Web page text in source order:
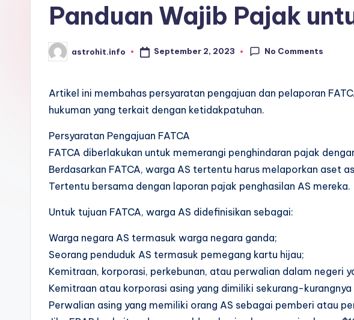
Panduan Wajib Pajak
Posted
by
astrohit.info September 2, 2023 No Comments
Artikel ini membahas persyaratan pengajuan dan pelaporan
hukuman yang terkait dengan ketidakpatuhan.
Persyaratan Pengajuan FATCA
FATCA diberlakukan untuk memerangi penghindaran pajak
Berdasarkan FATCA, warga AS tertentu harus melaporkan aset
Tertentu bersama dengan laporan pajak penghasilan AS mereka.
Untuk tujuan FATCA, warga AS didefinisikan sebagai:
Warga negara AS termasuk warga negara ganda;
Seorang penduduk AS termasuk pemegang kartu hijau;
Kemitraan, korporasi, perkebunan, atau perwalian dalam negeri
Kemitraan atau korporasi asing yang dimiliki sekurang-
Perwalian asing yang memiliki orang AS sebagai pemberi atau